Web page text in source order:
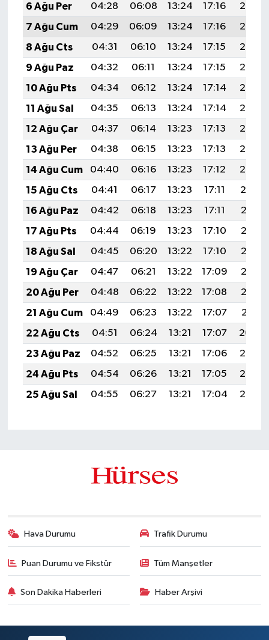
6 Ağu Per
04:28 06:08 13:24 17:16
20:30
7 Ağu Cum
04:29 06:09 13:24 17:16
20:29
8 Ağu Cts
04:31 06:10 13:24 17:15
20:28
9 Ağu Paz
04:32 06:11 13:24 17:15
20:27
10 Ağu Pts
04:34 06:12 13:24 17:14
20:26
11 Ağu Sal
04:35 06:13 13:24 17:14
20:24
12 Ağu Çar
04:37 06:14 13:23 17:13
20:23
13 Ağu Per
04:38 06:15 13:23 17:13
20:22
14 Ağu Cum
04:40 06:16 13:23 17:12
20:20
15 Ağu Cts
04:41 06:17 13:23 17:11
20:19
16 Ağu Paz
04:42 06:18 13:23 17:11
20:18
17 Ağu Pts
04:44 06:19 13:23 17:10
20:16
18 Ağu Sal
04:45 06:20 13:22 17:10
20:15
19 Ağu Çar
04:47 06:21 13:22 17:09
20:13
20 Ağu Per
04:48 06:22 13:22 17:08
20:12
21 Ağu Cum
04:49 06:23 13:22 17:07
20:11
22 Ağu Cts
04:51 06:24 13:21 17:07
20:09
23 Ağu Paz
04:52 06:25 13:21 17:06
20:08
24 Ağu Pts
04:54 06:26 13:21 17:05
20:06
25 Ağu Sal
04:55 06:27 13:21 17:04 20:05
Hava Durumu Trafik Durumu
Puan Durumu ve Fikstür Tüm Manşetler
Son Dakika Haberleri Haber Arşivi